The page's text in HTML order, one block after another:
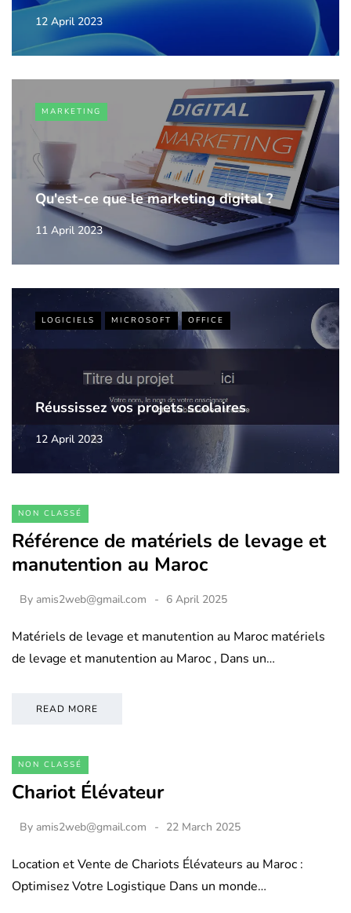
12 April 2023
MARKETING
Qu'est-ce que le marketing digital ?
11 April 2023
LOGICIELS MICROSOFT OFFICE
Réussissez vos projets scolaires
12 April 2023
NON CLASSÉ
Référence de matériels de levage et
manutention au Maroc
By amis2web@gmail.com 6 April 2025
Matériels de levage et manutention au Maroc matériels
de levage et manutention au Maroc , Dans un…
READ MORE
NON CLASSÉ
Chariot Élévateur
By amis2web@gmail.com 22 March 2025
Location et Vente de Chariots Élévateurs au Maroc :
Optimisez Votre Logistique Dans un monde…